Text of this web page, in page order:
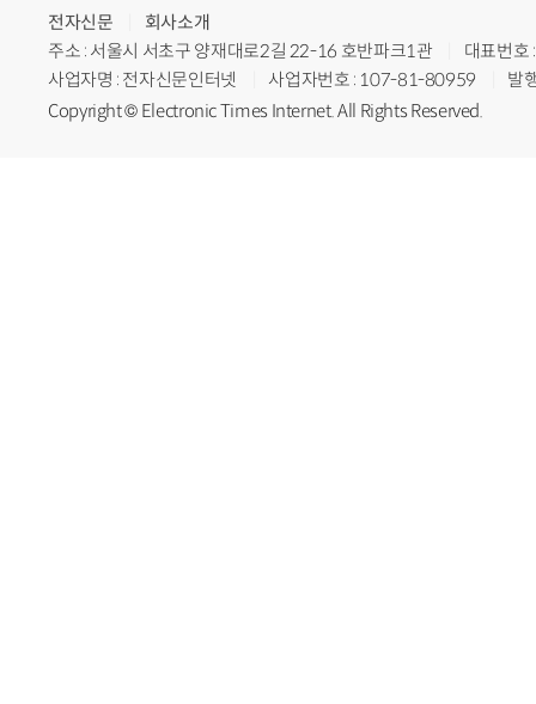
전자신문
회사소개
주소 : 서울시 서초구 양재대로2길 22-16 호반파크1관
대표번
사업자명 : 전자신문인터넷
사업자번호 : 107-81-80959
발
Copyright © Electronic Times Internet. All Rights Reserved.